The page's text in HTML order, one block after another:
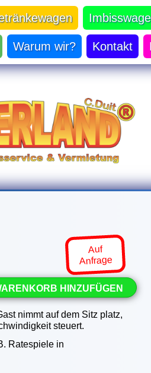
Warum wir? Kontakt
Auf
Anfrage
HINZUFÜGEN
nimmt auf dem Sitz platz,
steuert.
Ratespiele in